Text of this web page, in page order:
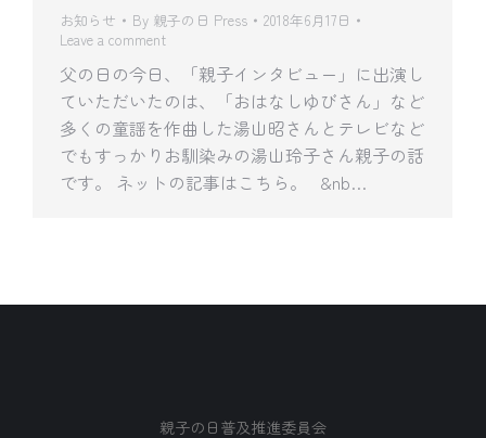
お知らせ By 親子の日 Press
2018年6月17日
Leave a comment
父の日の今日、「親子インタビュー」に出演し
ていただいたのは、「おはなしゆびさん」など
多くの童謡を作曲した湯山昭さんとテレビなど
でもすっかりお馴染みの湯山玲子さん親子の話
です。 ネットの記事はこちら。 &nb…
親子の日普及推進委員会